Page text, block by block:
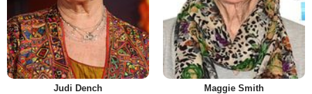
Judi Dench Maggie Smith